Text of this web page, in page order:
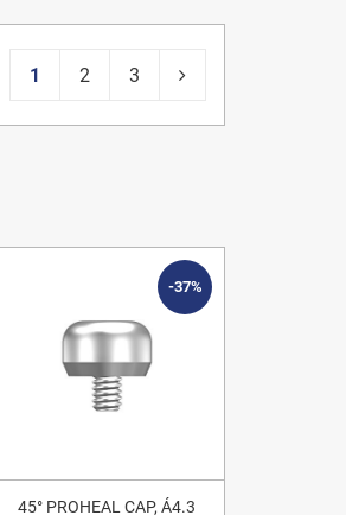
1 2 3
-37%
45° PROHEAL CAP, Á4.3